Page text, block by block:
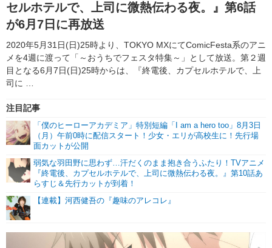
グッズ イベント
声優
舞台 新帝スタ
ラキりす
番組・動画一覧 ラジオ
動画
連載・ブログ
連載・ブログ一覧
編集部ブログ・お知らせ
セルホテルで、上司に微熱伝わる夜。』第6話
が6月7日に再放送
2020年5月31日(日)25時より、TOKYO MXにてComicFesta系のアニ
メを4週に渡って「～おうちでフェスタ特集～」として放送。第２週
目となる6月7日(日)25時からは、『終電後、カプセルホテルで、上
司に …
注目記事
「僕のヒーローアカデミア」特別短編「I am a hero too」8月3日
（月）午前0時に配信スタート！少女・エリが高校生に！先行場
面カットが公開
弱気な羽田野に思わず…汗だくのまま抱き合うふたり！TVアニメ
『終電後、カプセルホテルで、上司に微熱伝わる夜。』第10話あ
らすじ＆先行カットが到着！
【連載】河西健吾の『趣味のアレコレ』